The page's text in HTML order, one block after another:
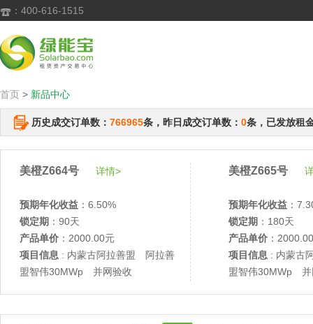
 ：400-616-1515
首页 > 新品中心
历史成交订单数： 766965条，昨日成交订单数： 0条，已发放租
美橙Z664号 详情>
预期年化收益 ：6.50%
锁定期 ：90天
产品单价 ：2000.00元
项目信息 : 内蒙古阿拉善盟 阿拉善
盟智伟30MWp 并网验收
美橙Z665号
预期年化收益 ：
锁定期 ：180天
产品单价 ：
项目信息 : 内蒙古
盟智伟30MWp 并